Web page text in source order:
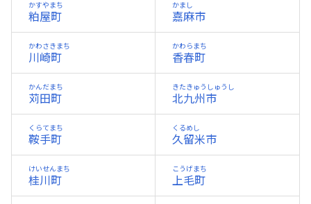
粕屋町
かすやまち
嘉麻市
かまし
川崎町
かわさきまち
香春町
かわらまち
苅田町
かんだまち
北九州市
きたきゅうしゅうし
鞍手町
くらてまち
久留米市
くるめし
桂川町
けいせんまち
上毛町
こうげまち